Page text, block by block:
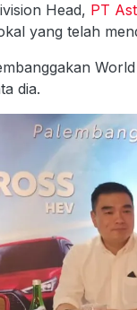
Head, PT
yang telah
dia.